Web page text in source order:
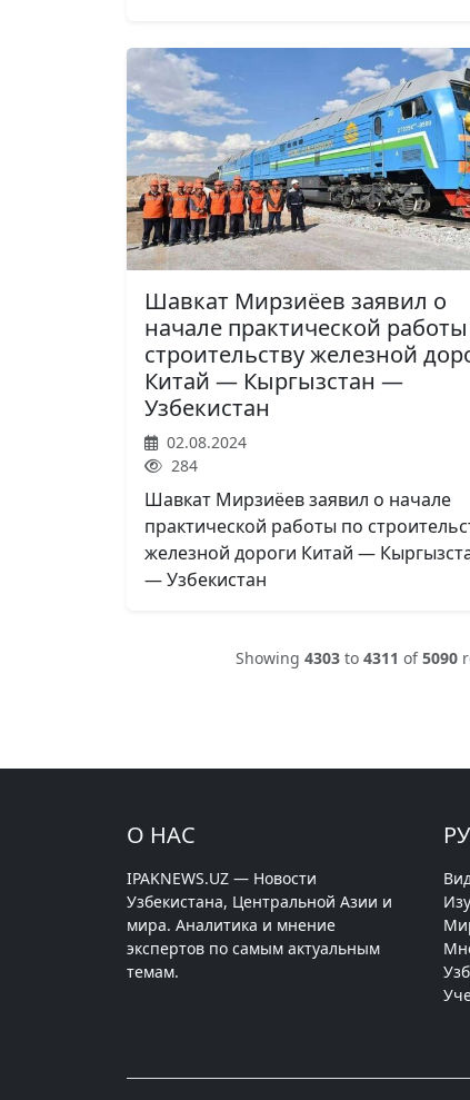
Шавкат Мирзиёев заявил о
начале практической
строительству железной
Китай — Кыргызстан —
Узбекистан
02.08.2024
284
Шавкат Мирзиёев заявил о начале
практической работы по
железной дороги Китай —
— Узбекистан
Showing 4303to 4311 of5090
О НАС
IPAKNEWS.UZ — Новости
Узбекистана, Центральной Азии и
мира. Аналитика и мнение
экспертов по самым актуальным
темам.